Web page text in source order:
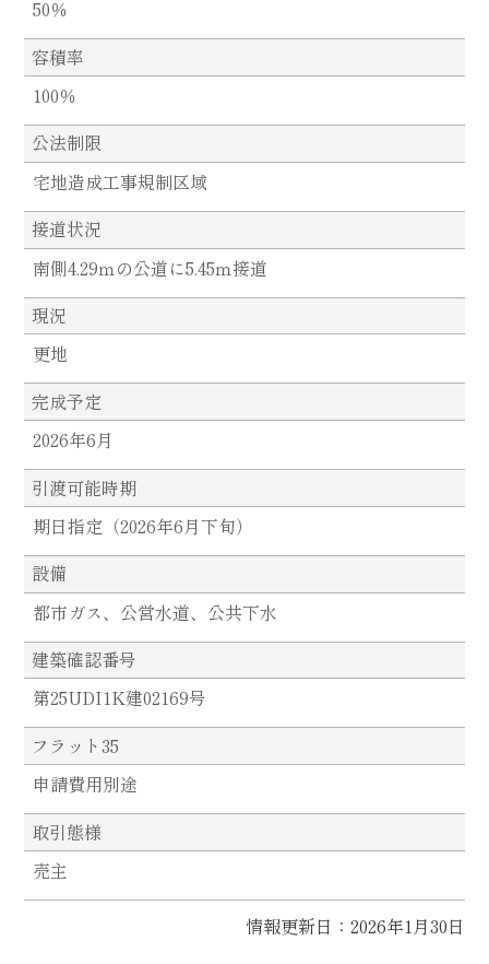
50％
容積率
100％
公法制限
宅地造成工事規制区域
接道状況
南側4.29ｍの公道に5.45ｍ接道
現況
更地
完成予定
2026年6月
引渡可能時期
期日指定（2026年6月下旬）
設備
都市ガス、公営水道、公共下水
建築確認番号
第25UDI1K建02169号
フラット35
申請費用別途
取引態様
売主
情報更新日：2026年1月30日